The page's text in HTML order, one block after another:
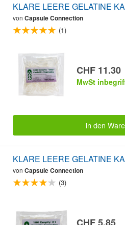
KLARE LEERE GELATINE
von Capsule Connection
(1)
CHF 11.30
MwSt
in den
KLARE LEERE GELATINE
von Capsule Connection
(3)